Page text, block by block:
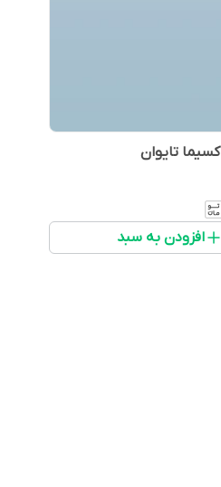
تایوان
افزودن به سبد